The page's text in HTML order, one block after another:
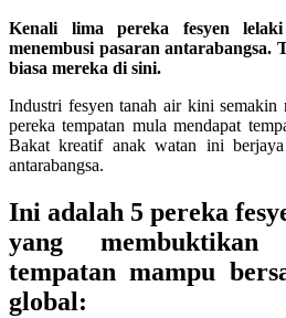
Kenali lima pereka fesyen
menembusi pasaran antarabangsa.
biasa mereka di sini.
Industri fesyen tanah air kini semakin
pereka tempatan mula mendapat
Bakat kreatif anak watan ini
antarabangsa.
Ini adalah 5 pereka
yang
tempatan mampu
global: